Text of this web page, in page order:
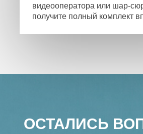
видеооператора или шар-
получите полный комплект
ОСТАЛИСЬ